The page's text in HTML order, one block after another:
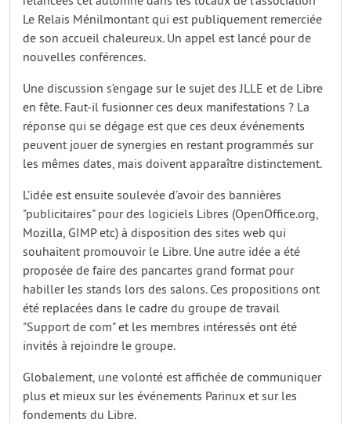
Le Relais Ménilmontant qui est publiquement remerciée
de son accueil chaleureux. Un appel est lancé pour de
nouvelles conférences.
Une discussion s’engage sur le sujet des JLLE et de Libre
en fête. Faut-il fusionner ces deux manifestations ? La
réponse qui se dégage est que ces deux événements
peuvent jouer de synergies en restant programmés sur
les mêmes dates, mais doivent apparaître distinctement.
L’idée est ensuite soulevée d’avoir des bannières
"publicitaires" pour des logiciels Libres (OpenOffice.org,
Mozilla, GIMP etc) à disposition des sites web qui
souhaitent promouvoir le Libre. Une autre idée a été
proposée de faire des pancartes grand format pour
habiller les stands lors des salons. Ces propositions ont
été replacées dans le cadre du groupe de travail
"Support de com" et les membres intéressés ont été
invités à rejoindre le groupe.
Globalement, une volonté est affichée de communiquer
plus et mieux sur les événements Parinux et sur les
fondements du Libre.